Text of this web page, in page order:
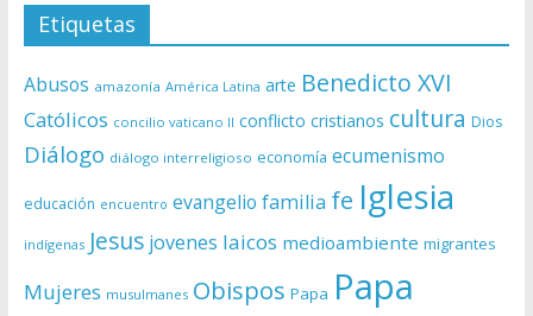
Etiquetas
Abusos amazonía América Latina arte Benedicto XVI
Católicos concilio vaticano II conflicto cristianos cultura Dios
Diálogo diálogo interreligioso economía ecumenismo
educación encuentro evangelio familia fe Iglesia
indígenas Jesus jovenes laicos medioambiente migrantes
Mujeres musulmanes Obispos Papa Papa